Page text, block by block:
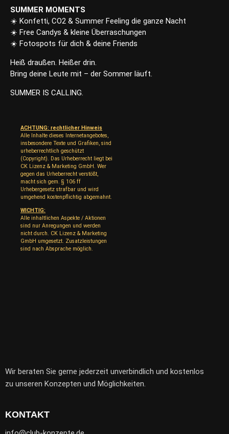
SUMMER MOMENTS
☀️ Konfetti, CO2 & Summer Feeling die ganze Nacht
☀️ Free Candys & kleine Überraschungen
☀️ Fotospots für dich & deine Friends
Heiß draußen. Heißer drin.
Bring deine Leute mit – der Sommer läuft.
SUMMER IS CALLING.
ACHTUNG: rechtlicher Hinweis
Alle Inhalte dieses Internetangebotes,
insbesondere Texte und Grafiken, sind
urheberrechtlich geschützt
(Copyright). Das Urheberrecht liegt bei
CK Lizenz & Marketing GmbH. Wer
gegen das Urheberrecht verstößt,
macht sich gem. § 106 ff
Urhebergesetz strafbar und wird
umgehend kostenpflichtig abgemahnt.
WICHTIG:
Alle inhaltlichen Aspekte / Aktionen
sind nur Anregungen und werden
nicht durch. CK Lizenz & Marketing
GmbH umgesetzt. Zusatzleistungen
sind nach Absprache möglich.
Wir beraten Sie gerne jederzeit unverbindlich und kostenlos
zu unseren Konzepten und Möglichkeiten.
KONTAKT